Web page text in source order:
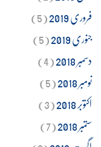
فروری 2019
(5)
جنوری 2019
(5)
دسمبر 2018
(4)
نومبر 2018
(5)
اکتوبر 2018
(3)
ستمبر 2018
(7)